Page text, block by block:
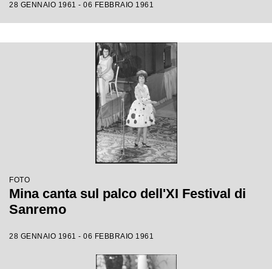
28 GENNAIO 1961 - 06 FEBBRAIO 1961
FOTO
Mina canta sul palco dell'XI Festival di
Sanremo
28 GENNAIO 1961 - 06 FEBBRAIO 1961